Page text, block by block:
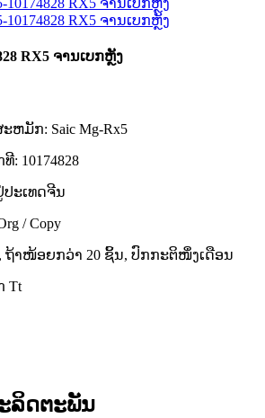
RX5 ຈານເບກຫຼັງ
ມັກ: Saic Mg-Rx5
: 10174828
ະເທດຈີນ
/ Copy
ຖ້າໜ້ອຍກວ່າ 20 ຊິ້ນ, ປົກກະຕິໜຶ່ງເດືອນ
Tt
ລິດຕະພັນ